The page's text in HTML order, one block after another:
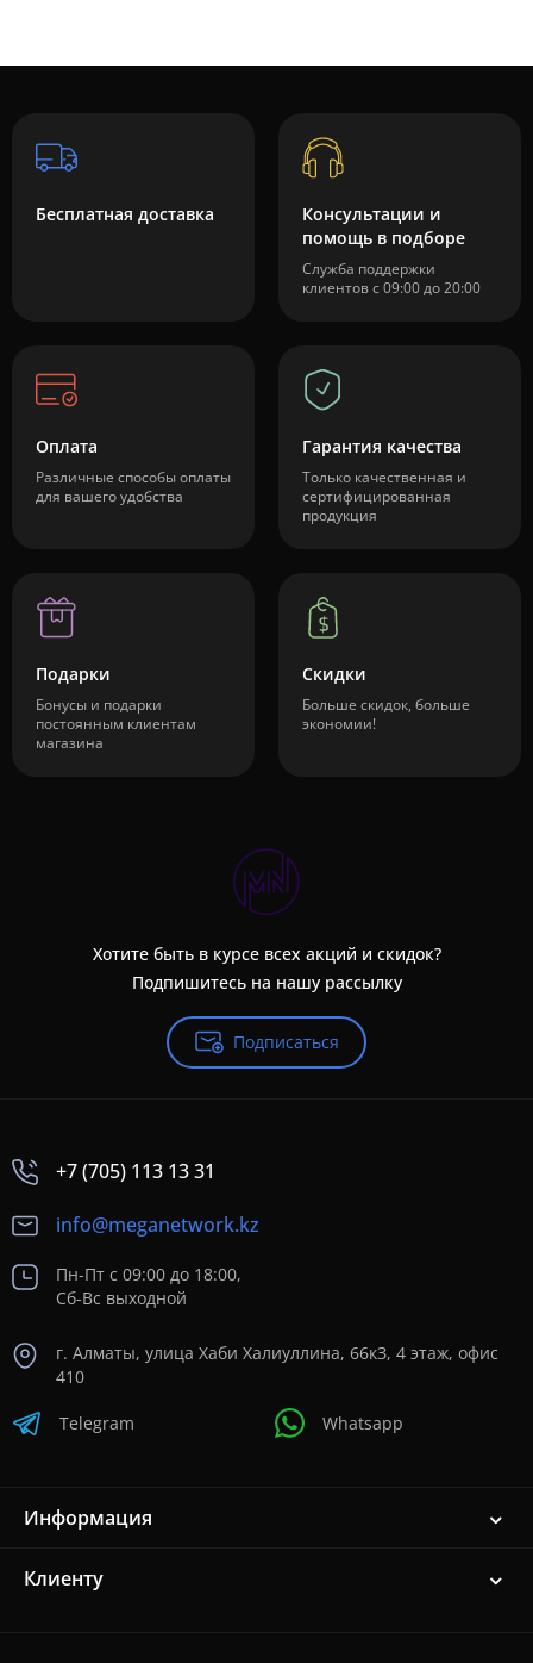
Бесплатная доставка
Консультации и
помощь в подборе
Служба поддержки
клиентов с 09:00 до 20:00
Оплата
Различные способы оплаты
для вашего удобства
Гарантия качества
Только качественная и
сертифицированная
продукция
Подарки
Бонусы и подарки
постоянным клиентам
магазина
Скидки
Больше скидок, больше
экономии!
Хотите быть в курсе всех акций и скидок?
Подпишитесь на нашу рассылку
Подписаться
+7 (705) 113 13 31
info@meganetwork.kz
Пн-Пт с 09:00 до 18:00,
Сб-Вс выходной
г. Алматы, улица Хаби Халиуллина, 66кЗ, 4 этаж, офис
410
Telegram Whatsapp
Информация
Клиенту